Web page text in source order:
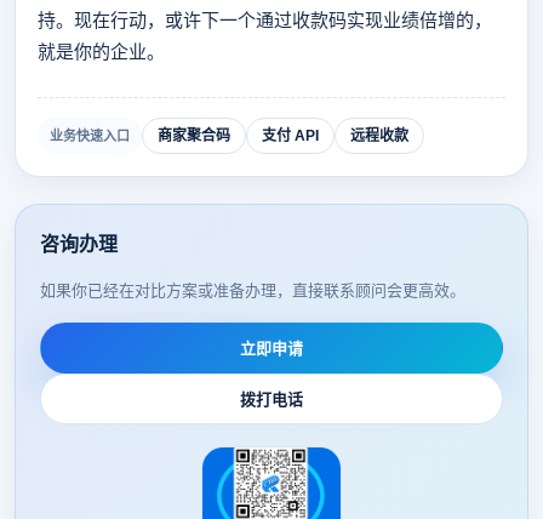
持。现在行动，或许下一个通过收款码实现业绩倍增的，
就是你的企业。
业务快速入口 商家聚合码 支付 API 远程收款
咨询办理
如果你已经在对比方案或准备办理，直接联系顾问会更高效。
立即申请
拨打电话